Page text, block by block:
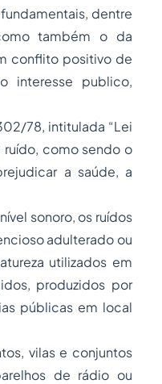
dentre
também o da
conflito positivo de
interesse publico,
78, intitulada “Lei
ruído, como sendo o
a saúde, a
sonoro, os ruídos
adulterado ou
utilizados em
produzidos por
públicas em local
vilas e conjuntos
de rádio ou